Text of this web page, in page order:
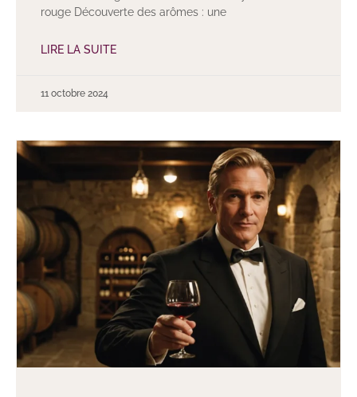
rouge Découverte des arômes : une
LIRE LA SUITE
11 octobre 2024